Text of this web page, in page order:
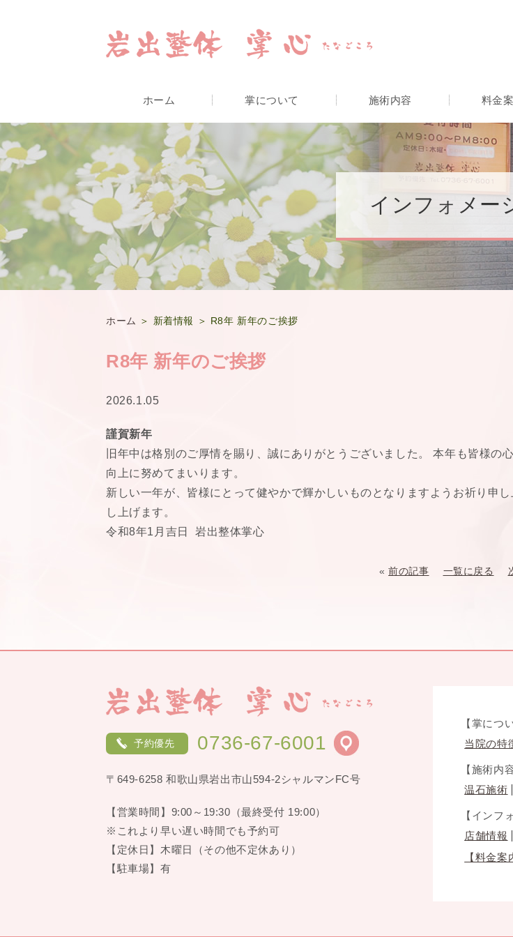
ホーム 掌について 施術内容 料金
インフォメー
ホーム ＞ 新着情報 ＞ R8年 新年のご挨拶
R8年 新年のご挨拶
2026.1.05
謹賀新年
旧年中は格別のご厚情を賜り、誠にありがとうございました。 本年も皆様の
向上に努めてまいります。
新しい一年が、皆様にとって健やかで輝かしいものとなりますようお祈り申
し上げます。
令和8年1月吉日 岩出整体掌心
«前の記事 一覧に戻る
予約優先 0736-67-6001
〒649-6258 和歌山県岩出市山594-2シャルマンFC号
【営業時間】9:00～19:30（最終受付 19:00）
※これより早い遅い時間でも予約可
【定休日】木曜日（その他不定休あり）
【駐車場】有
【掌につ
当院の特
【施術内
温石施術
【インフ
店舗情報
【料金案